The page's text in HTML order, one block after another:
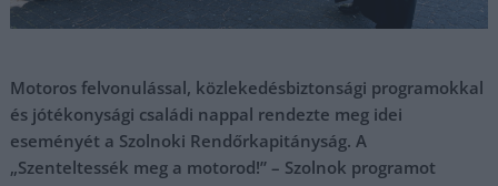
Motoros felvonulással, közlekedésbiztonsági programokkal
és jótékonysági családi nappal rendezte meg idei
eseményét a Szolnoki Rendőrkapitányság. A
„Szenteltessék meg a motorod!” – Szolnok programot